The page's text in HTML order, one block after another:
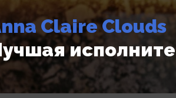
Claire Clouds